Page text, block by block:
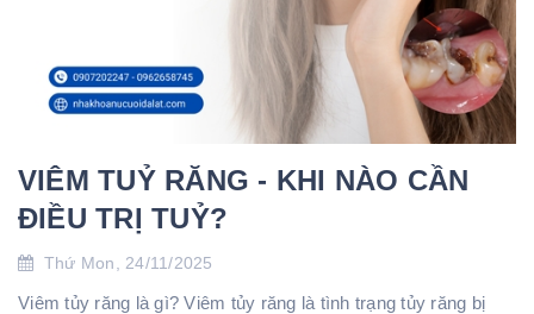
VIÊM TUỶ RĂNG - KHI NÀO CẦN
ĐIỀU TRỊ TUỶ?
Thứ Mon, 24/11/2025
Viêm tủy răng là gì? Viêm tủy răng là tình trạng tủy răng bị